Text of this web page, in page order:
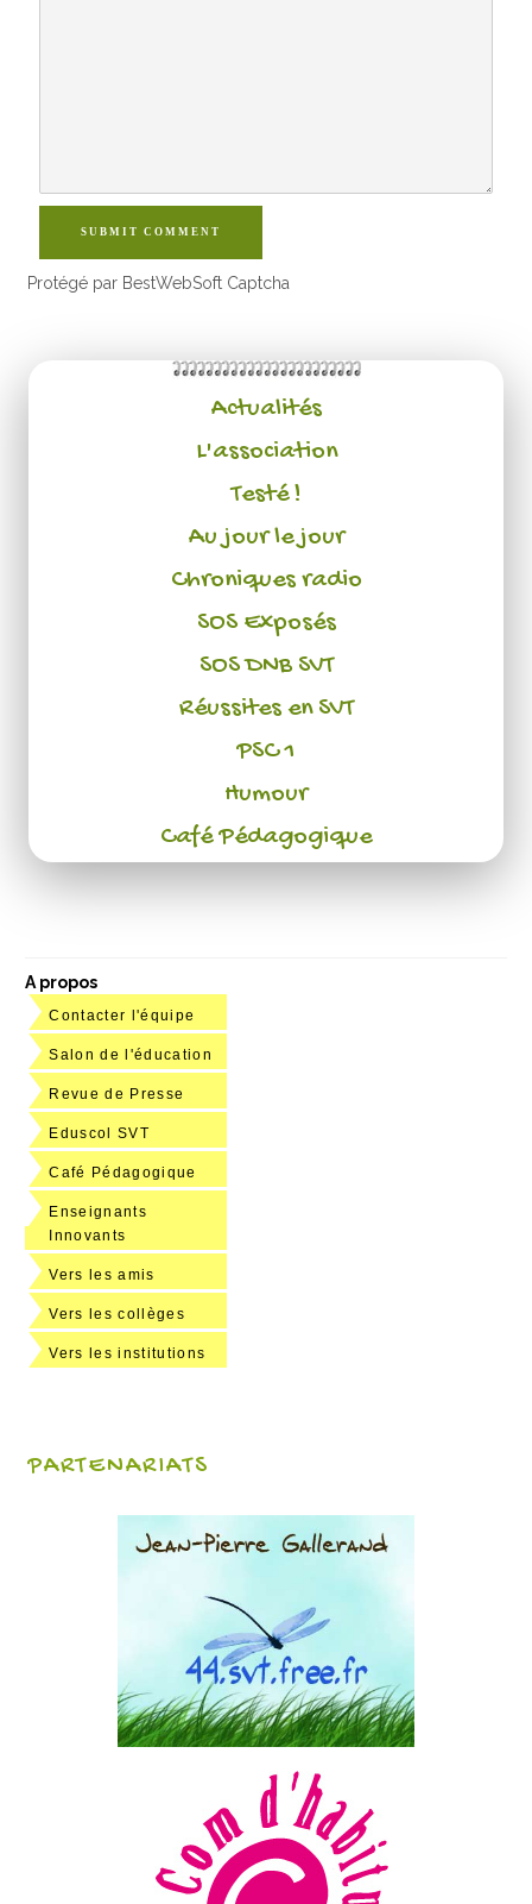
SUBMIT COMMENT
Protégé par BestWebSoft Captcha
Actualités
L'association
Testé !
Au jour le jour
Chroniques radio
SOS Exposés
SOS DNB SVT
Réussites en SVT
PSC 1
Humour
Café Pédagogique
A propos
Contacter l'équipe
Salon de l'éducation
Revue de Presse
Eduscol SVT
Café Pédagogique
Enseignants
Innovants
Vers les amis
Vers les collèges
Vers les institutions
PARTENARIATS